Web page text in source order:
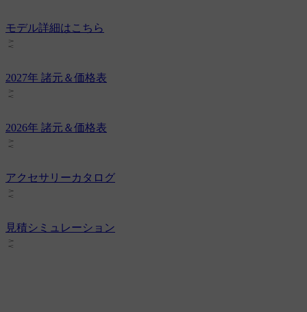
モデル詳細はこちら
2027年 諸元＆価格表
2026年 諸元＆価格表
アクセサリーカタログ
見積シミュレーション